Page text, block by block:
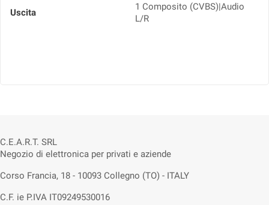
Uscita
1 Composito (CVBS)|Audio
L/R
C.E.A.R.T. SRL
Negozio di elettronica per privati e aziende
Corso Francia, 18 - 10093 Collegno (TO) - ITALY
C.F. ie P.IVA IT09249530016